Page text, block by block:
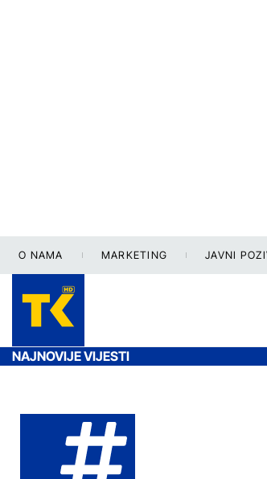
O NAMA MARKETING JAVNI
NAJNOVIJE VIJESTI